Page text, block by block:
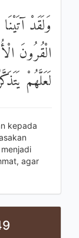
وَلَقَدْ
الْقُرُونَ
لَعَلَّهُمْ
kepada
agar